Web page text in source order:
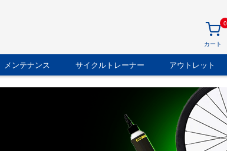
0
カート
メンテナンス サイクルトレーナー アウトレット